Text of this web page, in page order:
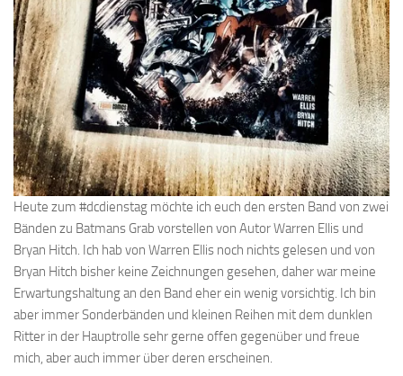
Heute zum #dcdienstag möchte ich euch den ersten Band von zwei
Bänden zu Batmans Grab vorstellen von Autor Warren Ellis und
Bryan Hitch. Ich hab von Warren Ellis noch nichts gelesen und von
Bryan Hitch bisher keine Zeichnungen gesehen, daher war meine
Erwartungshaltung an den Band eher ein wenig vorsichtig. Ich bin
aber immer Sonderbänden und kleinen Reihen mit dem dunklen
Ritter in der Hauptrolle sehr gerne offen gegenüber und freue
mich, aber auch immer über deren erscheinen.